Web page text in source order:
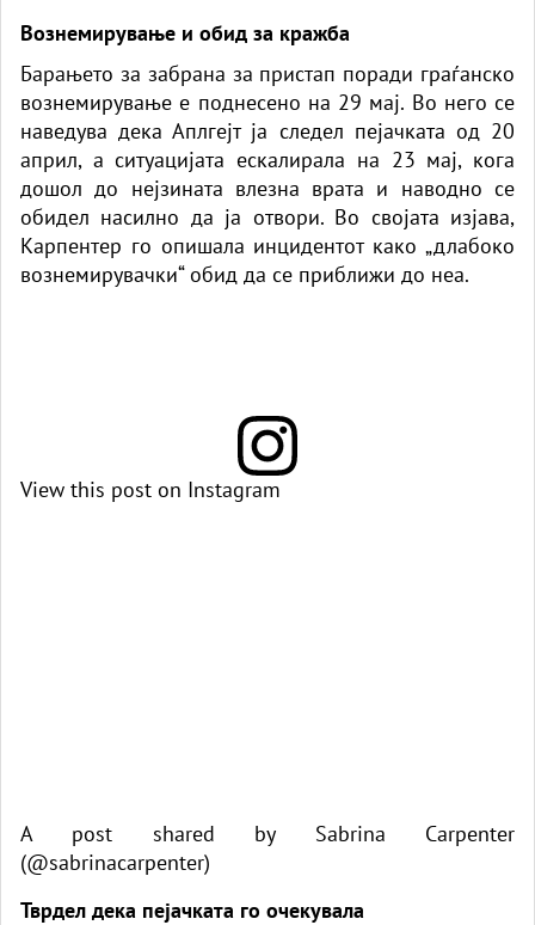
Вознемирување и обид за кражба
Барањето за забрана за пристап поради граѓанско
вознемирување е поднесено на 29 мај. Во него се
наведува дека Аплгејт ја следел пејачката од 20
април, а ситуацијата ескалирала на 23 мај, кога
дошол до нејзината влезна врата и наводно се
обидел насилно да ја отвори. Во својата изјава,
Карпентер го опишала инцидентот како „длабоко
вознемирувачки“ обид да се приближи до неа.
View this post on Instagram
A post shared by Sabrina Carpenter
(@sabrinacarpenter)
Тврдел дека пејачката го очекувала